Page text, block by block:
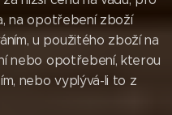
na opotřebení zboží
u použitého zboží na
nebo opotřebení, kterou
nebo vyplývá-li to z